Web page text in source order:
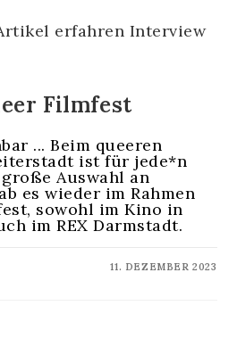
Filmfest
... Beim queeren
ist für jede*n
Auswahl an
es wieder im Rahmen
sowohl im Kino in
im REX Darmstadt.
11. DEZEMBER 2023